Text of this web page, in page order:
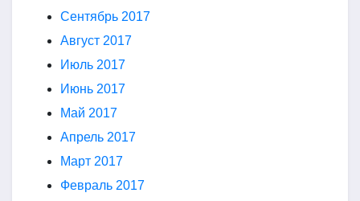
Сентябрь 2017
Август 2017
Июль 2017
Июнь 2017
Май 2017
Апрель 2017
Март 2017
Февраль 2017